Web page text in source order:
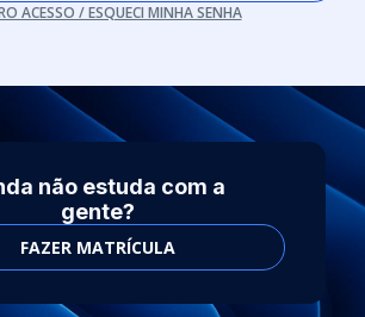
ACESSO / ESQUECI MINHA SENHA
não estuda com a
gente?
FAZER MATRÍCULA